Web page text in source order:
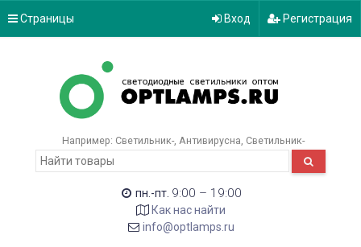
Страницы Вход Регистрация
Например: Светильник- Антивирусна Светильник-
пн.-пт. 9:00 – 19:00
Как нас найти
info@optlamps.ru